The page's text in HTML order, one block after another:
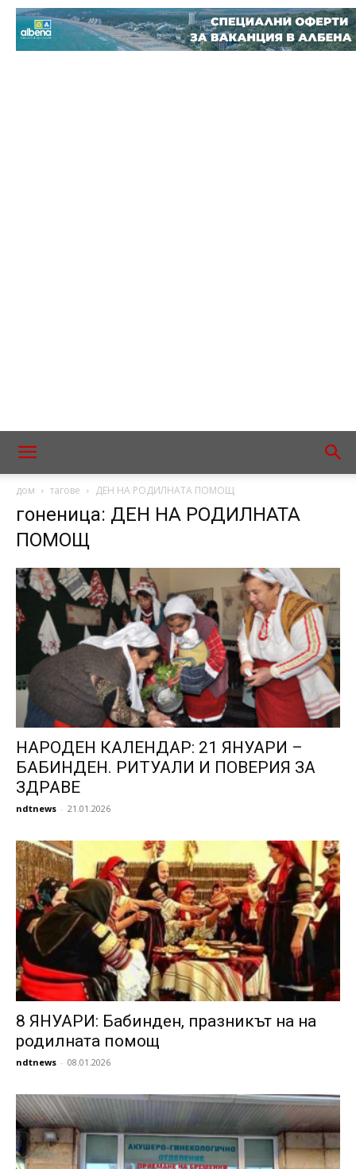
дом тагове ДЕН НА РОДИЛНАТА ПОМОЩ
гоненица: ДЕН НА РОДИЛНАТА
ПОМОЩ
НАРОДЕН КАЛЕНДАР: 21 ЯНУАРИ –
БАБИНДЕН. РИТУАЛИ И ПОВЕРИЯ ЗА
ЗДРАВЕ
ndtnews - 21.01.2026
8 ЯНУАРИ: Бабинден, празникът на на
родилната помощ
ndtnews - 08.01.2026